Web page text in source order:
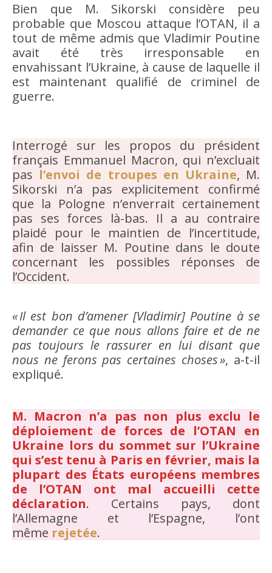
Bien que M. Sikorski considère peu
probable que Moscou attaque l’OTAN, il a
tout de même admis que Vladimir Poutine
avait été très irresponsable en
envahissant l’Ukraine, à cause de laquelle il
est maintenant qualifié de criminel de
guerre.
Interrogé sur les propos du président
français Emmanuel Macron, qui n’excluait
pas l’envoi de troupes en Ukraine, M.
Sikorski n’a pas explicitement confirmé
que la Pologne n’enverrait certainement
pas ses forces là-bas. Il a au contraire
plaidé pour le maintien de l’incertitude,
afin de laisser M. Poutine dans le doute
concernant les possibles réponses de
l’Occident.
« Il est bon d’amener [Vladimir] Poutine à se
demander ce que nous allons faire et de ne
pas toujours le rassurer en lui disant que
nous ne ferons pas certaines choses », a-t-il
expliqué.
M. Macron n’a pas non plus exclu le
déploiement de forces de l’OTAN en
Ukraine lors du sommet sur l’Ukraine
qui s’est tenu à Paris en février, mais la
plupart des États européens membres
de l’OTAN ont mal accueilli cette
déclaration. Certains pays, dont
l’Allemagne et l’Espagne, l’ont
même rejetée.